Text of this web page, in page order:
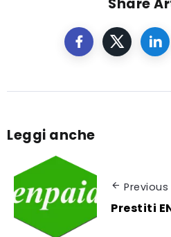
Share
Leggi anche
Previous
Prestiti